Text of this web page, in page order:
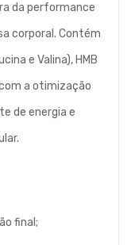
da performance
corporal. Contém
e Valina), HMB
a otimização
de energia e
final;